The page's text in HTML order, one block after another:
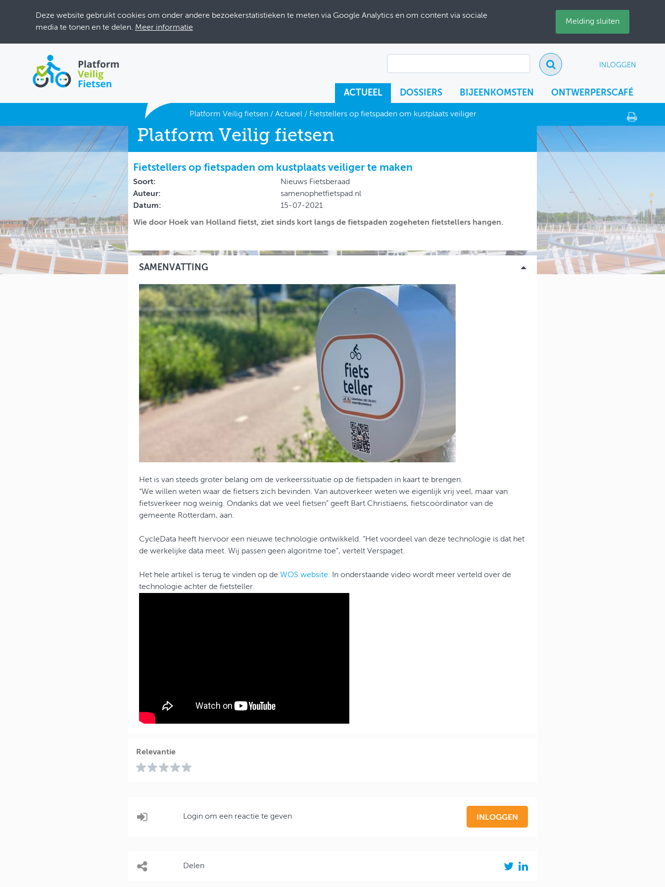
Deze website gebruikt cookies om onder andere bezoekerstatistieken te meten via Google Analytics en om content via sociale
media te tonen en te delen. Meer informatie
Melding sluiten
INLOGGEN
ACTUEEL DOSSIERS BIJEENKOMSTEN ONTWERPERSCAFÉ
BIJEENKOMSTEN
ONTWERPERSCAFÉ
INLOGGEN
Platform Veilig fietsen/ Actueel/ Fietstellers op fietspaden om kustplaats veiliger
Platform Veilig fietsen
Fietstellers op fietspaden om kustplaats veiliger te maken
Soort:
Nieuws Fietsberaad
Auteur:
samenophetfietspad.nl
Datum:
15-07-2021
Wie door Hoek van Holland fietst, ziet sinds kort langs de fietspaden zogeheten fietstellers hangen.
SAMENVATTING
Het is van steeds groter belang om de verkeerssituatie op de fietspaden in kaart te brengen.
“We willen weten waar de fietsers zich bevinden. Van autoverkeer weten we eigenlijk vrij veel, maar van
fietsverkeer nog weinig. Ondanks dat we veel fietsen” geeft Bart Christiaens, fietscoördinator van de
gemeente Rotterdam, aan.
CycleData heeft hiervoor een nieuwe technologie ontwikkeld. “Het voordeel van deze technologie is dat het
de werkelijke data meet. Wij passen geen algoritme toe”, vertelt Verspaget.
Het hele artikel is terug te vinden op de WOS website. In onderstaande video wordt meer verteld over de
technologie achter de fietsteller.
Relevantie
Login om een reactie te geven INLOGGEN
Delen